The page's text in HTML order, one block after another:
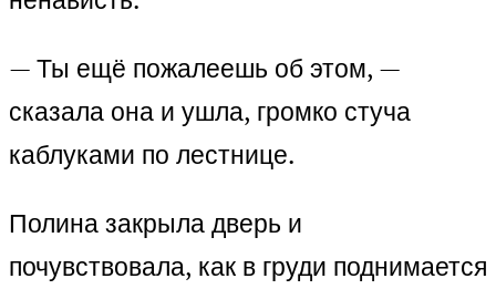
— Ты ещё пожалеешь об этом, —
сказала она и ушла, громко стуча
каблуками по лестнице.
Полина закрыла дверь и
почувствовала, как в груди поднимается